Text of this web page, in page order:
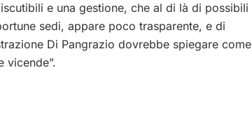
e una gestione, che al di là di possibili
sedi, appare poco trasparente, e di
Di Pangrazio dovrebbe spiegare come
vicende”.